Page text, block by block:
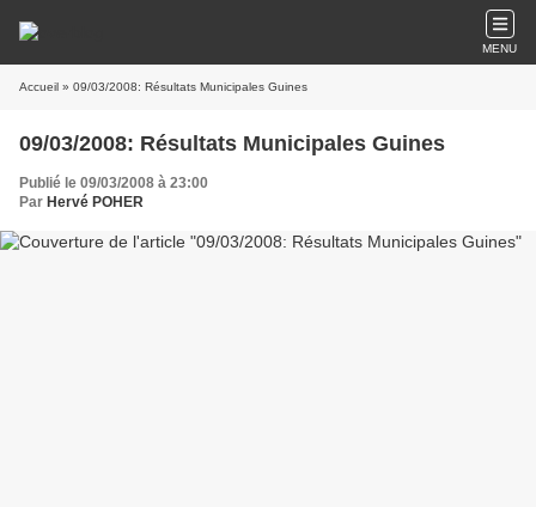
MENU
Accueil » 09/03/2008: Résultats Municipales Guines
09/03/2008: Résultats Municipales Guines
Publié le 09/03/2008 à 23:00
Par Hervé POHER